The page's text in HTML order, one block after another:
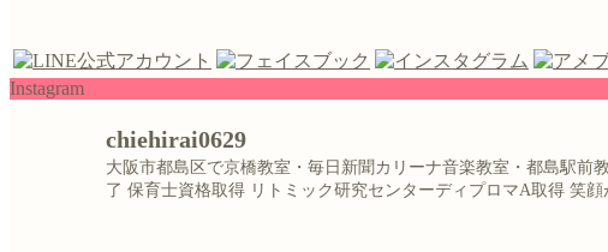
Instagram
chiehirai0629
大阪市都島区で京橋教室・毎日新聞カリーナ音楽教室・都島駅前
了 保育士資格取得 リトミック研究センターディプロマA取得 笑顔